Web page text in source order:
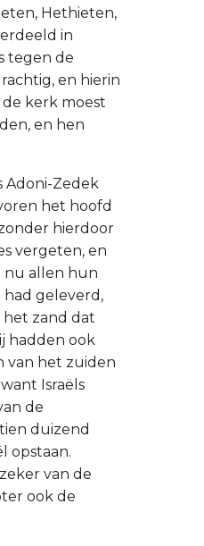
Hethieten,
in
tegen de
en hierin
kerk moest
en hen
Adoni-Zedek
het hoofd
hierdoor
vergeten, en
nu allen hun
geleverd,
het zand dat
hadden ook
van het zuiden
Israëls
de
duizend
opstaan.
van de
ook de